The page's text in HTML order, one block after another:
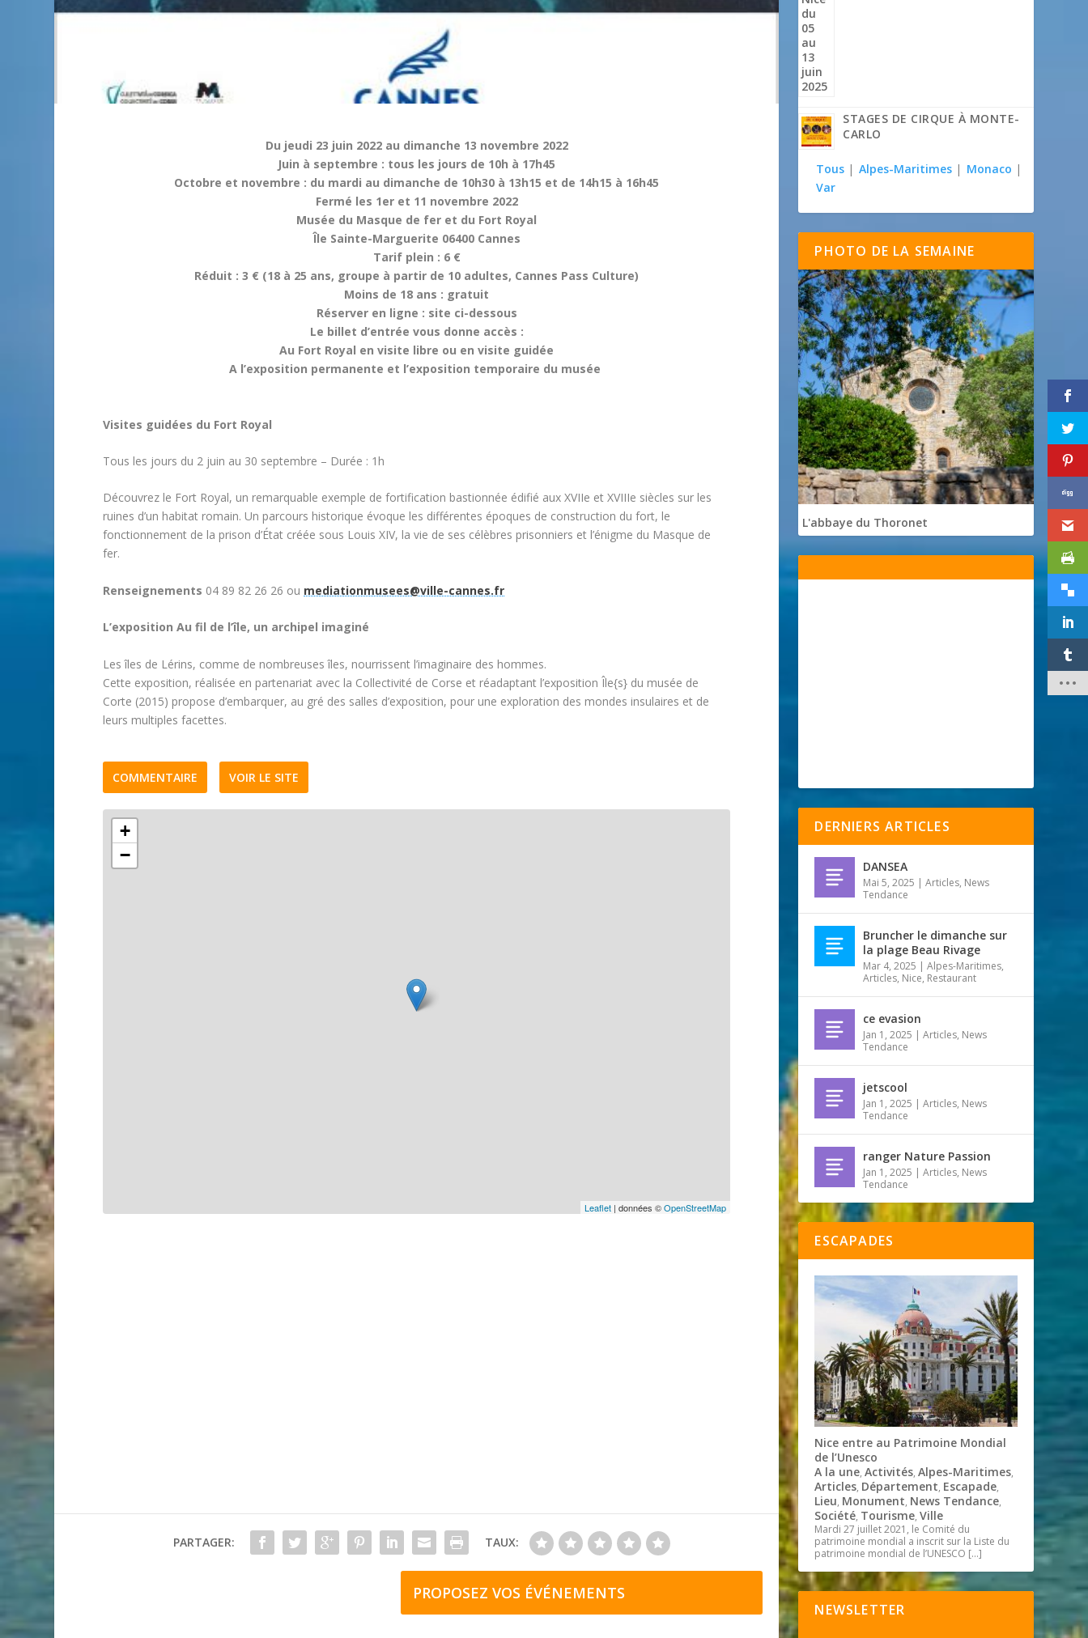
Du jeudi 23 juin 2022 au dimanche 13 novembre 2022
Juin à septembre : tous les jours de 10h à 17h45
Octobre et novembre : du mardi au dimanche de 10h30 à 13h15 et de 14h15 à 16h45
Fermé les 1er et 11 novembre 2022
Musée du Masque de fer et du Fort Royal
Île Sainte-Marguerite 06400 Cannes
Tarif plein : 6 €
Réduit : 3 € (18 à 25 ans, groupe à partir de 10 adultes, Cannes Pass Culture)
Moins de 18 ans : gratuit
Réserver en ligne : site ci-dessous
Le billet d’entrée vous donne accès :
Au Fort Royal en visite libre ou en visite guidée
A l’exposition permanente et l’exposition temporaire du musée
Visites guidées du Fort Royal
Tous les jours du 2 juin au 30 septembre – Durée : 1h
Découvrez le Fort Royal, un remarquable exemple de fortification bastionnée édifié aux XVIIe et XVIIIe siècles sur les
ruines d’un habitat romain. Un parcours historique évoque les différentes époques de construction du fort, le
fonctionnement de la prison d’État créée sous Louis XIV, la vie de ses célèbres prisonniers et l’énigme du Masque de
fer.
Renseignements 04 89 82 26 26 ou mediationmusees@ville-cannes.fr
L’exposition Au fil de l’île, un archipel imaginé
Les îles de Lérins, comme de nombreuses îles, nourrissent l’imaginaire des hommes.
Cette exposition, réalisée en partenariat avec la Collectivité de Corse et réadaptant l’exposition Île{s} du musée de
Corte (2015) propose d’embarquer, au gré des salles d’exposition, pour une exploration des mondes insulaires et de
leurs multiples facettes.
COMMENTAIRE VOIR LE SITE
+
−
Leaflet | données ©OpenStreetMap
PARTAGER: TAUX:
PROPOSEZ VOS ÉVÉNEMENTS
STAGES DE CIRQUE À MONTE-
CARLO
Tous | Alpes-Maritimes | Monaco |
Var
PHOTO DE LA SEMAINE
L'abbaye du Thoronet
DERNIERS ARTICLES
DANSEA
Mai 5, 2025 |Articles, News
Tendance
Bruncher le dimanche sur
la plage Beau Rivage
Mar 4, 2025 |Alpes-Maritimes,
Articles, Nice, Restaurant
ce evasion
Jan 1, 2025 |Articles, News
Tendance
jetscool
Jan 1, 2025 |Articles, News
Tendance
ranger Nature Passion
Jan 1, 2025 |Articles, News
Tendance
ESCAPADES
Nice entre au Patrimoine Mondial
de l’Unesco
A la une,Activités,Alpes-Maritimes,
Articles, Département, Escapade,
Lieu, Monument, News Tendance,
Société, Tourisme,Ville
Mardi 27 juillet 2021, le Comité du
patrimoine mondial a inscrit sur la Liste du
patrimoine mondial de l’UNESCO […]
NEWSLETTER